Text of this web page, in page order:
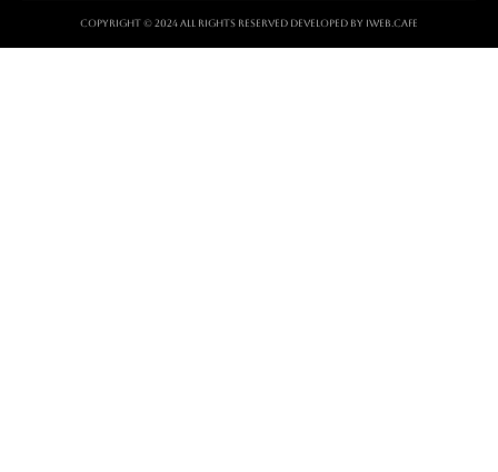
Copyright © 2024 All rights reserved Developed by iWeb.cafe